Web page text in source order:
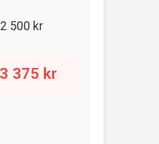
2 500 kr
3 375 kr